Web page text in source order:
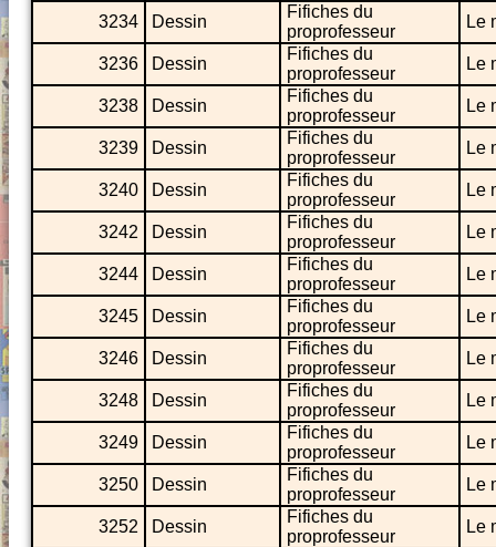
3234 Dessin
Fifiches du
proprofesseur
Le
3236 Dessin
Fifiches du
proprofesseur
Le
3238 Dessin
Fifiches du
proprofesseur
Le
3239 Dessin
Fifiches du
proprofesseur
Le
3240 Dessin
Fifiches du
proprofesseur
Le
3242 Dessin
Fifiches du
proprofesseur
Le
3244 Dessin
Fifiches du
proprofesseur
Le
3245 Dessin
Fifiches du
proprofesseur
Le
3246 Dessin
Fifiches du
proprofesseur
Le
3248 Dessin
Fifiches du
proprofesseur
Le
3249 Dessin
Fifiches du
proprofesseur
Le
3250 Dessin
Fifiches du
proprofesseur
Le
3252 Dessin
Fifiches du
proprofesseur
Le